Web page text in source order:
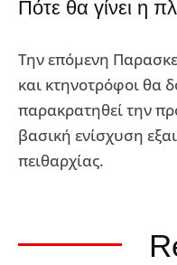
Πότε θα γίνει η
Την επόμενη
και κτηνοτρόφοι θα
παρακρατηθεί την
βασική ενίσχυση
πειθαρχίας.